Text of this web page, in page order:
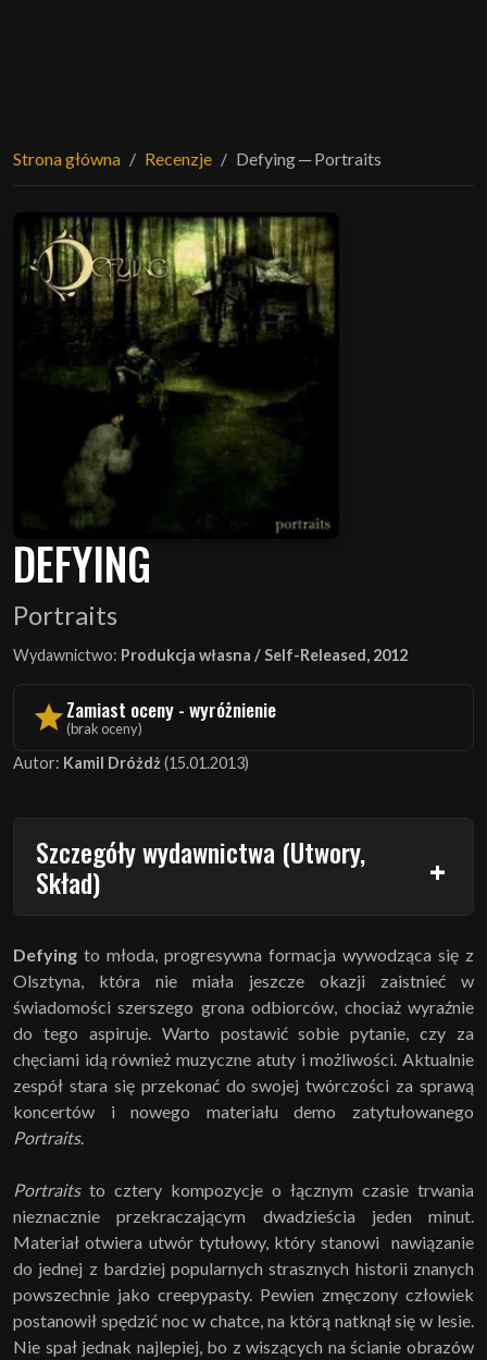
Strona główna Recenzje Defying ─ Portraits
DEFYING
Portraits
Wydawnictwo: Produkcja własna / Self-Released, 2012
Zamiast oceny - wyróżnienie
(brak oceny)
Autor: Kamil Dróżdż(15.01.2013)
Szczegóły wydawnictwa (Utwory,
Skład)
Defying to młoda, progresywna formacja wywodząca się z
Olsztyna, która nie miała jeszcze okazji zaistnieć w
świadomości szerszego grona odbiorców, chociaż wyraźnie
do tego aspiruje. Warto postawić sobie pytanie, czy za
chęciami idą również muzyczne atuty i możliwości. Aktualnie
zespół stara się przekonać do swojej twórczości za sprawą
koncertów i nowego materiału demo zatytułowanego
Portraits.
Portraits to cztery kompozycje o łącznym czasie trwania
nieznacznie przekraczającym dwadzieścia jeden minut.
Materiał otwiera utwór tytułowy, który stanowi nawiązanie
do jednej z bardziej popularnych strasznych historii znanych
powszechnie jako creepypasty. Pewien zmęczony człowiek
postanowił spędzić noc w chatce, na którą natknął się w lesie.
Nie spał jednak najlepiej, bo z wiszących na ścianie obrazów